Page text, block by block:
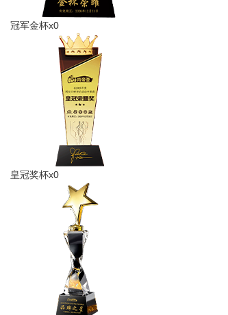
冠军金杯x0
皇冠奖杯x0